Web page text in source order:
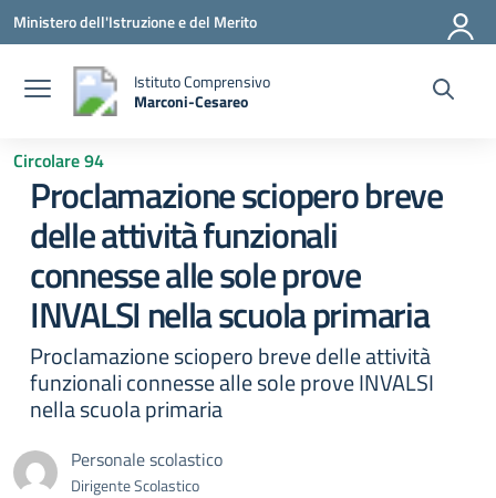
Ministero dell'Istruzione e del Merito
Istituto Comprensivo
Marconi-Cesareo
Circolare 94
Proclamazione sciopero breve
delle attività funzionali
connesse alle sole prove
INVALSI nella scuola primaria
Proclamazione sciopero breve delle attività
funzionali connesse alle sole prove INVALSI
nella scuola primaria
Personale scolastico
Dirigente Scolastico